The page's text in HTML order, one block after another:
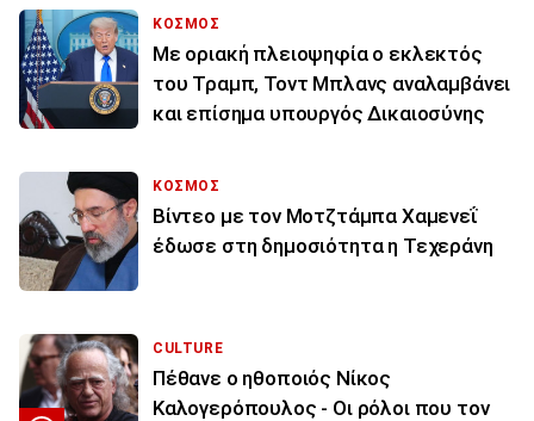
ΚΟΣΜΟΣ
Με οριακή πλειοψηφία ο εκλεκτός
του Τραμπ, Τοντ Μπλανς αναλαμβάνει
και επίσημα υπουργός Δικαιοσύνης
ΚΟΣΜΟΣ
Βίντεο με τον Μοτζτάμπα Χαμενεΐ
έδωσε στη δημοσιότητα η Τεχεράνη
CULTURE
Πέθανε ο ηθοποιός Νίκος
Καλογερόπουλος - Οι ρόλοι που τον